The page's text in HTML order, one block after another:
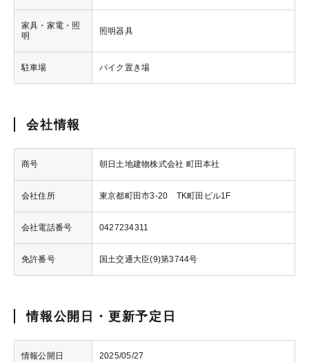
家具・家電・照
明
照明器具
駐車場 バイク置き場
会社情報
商号 朝日土地建物株式会社 町田本社
会社住所 東京都町田市3-20 TK町田ビル1F
会社電話番号 0427234311
免許番号 国土交通大臣(9)第3744号
情報公開日・更新予定日
情報公開日 2025/05/27